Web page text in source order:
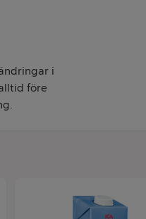
i
före